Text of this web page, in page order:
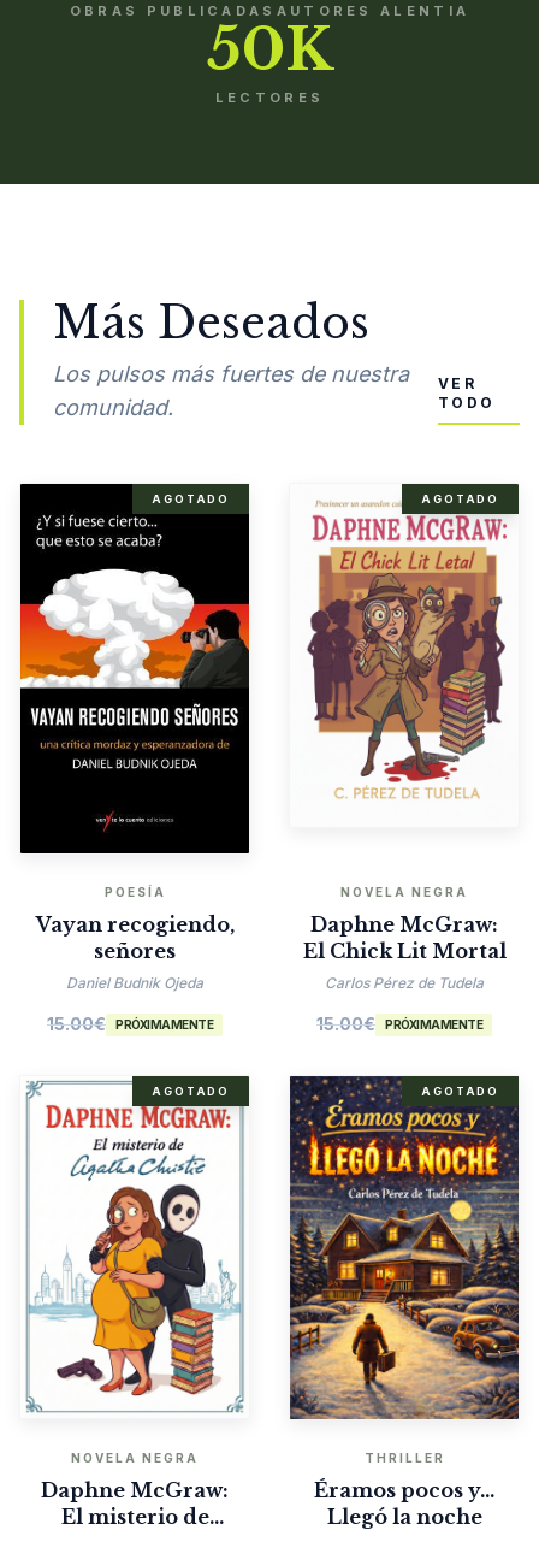
OBRAS PUBLICADAS AUTORES ALENTIA
50K
LECTORES
Más Deseados
Los pulsos más fuertes de nuestra
comunidad.
VER
TODO
AGOTADO
POESÍA
Vayan recogiendo,
señores
Daniel Budnik Ojeda
15.00€ PRÓXIMAMENTE
AGOTADO
NOVELA NEGRA
Daphne McGraw:
El Chick Lit Mortal
Carlos Pérez de Tudela
15.00€ PRÓXIMAMENTE
AGOTADO
NOVELA NEGRA
Daphne McGraw:
El misterio de
AGOTADO
THRILLER
Éramos pocos y…
Llegó la noche